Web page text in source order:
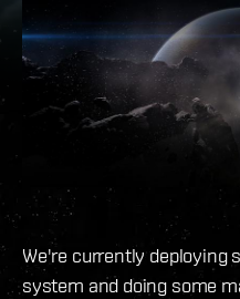
We're currently deploying
system and doing some